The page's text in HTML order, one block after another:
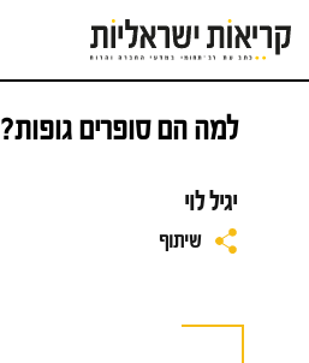
לתוכן
למה הם סופרים גופות?
יגיל לוי
שיתוף